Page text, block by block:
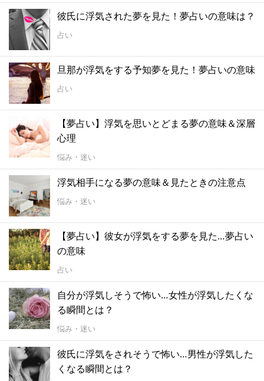
彼氏に浮気された夢を見た！夢占いの意味は？
占い
旦那が浮気をする予知夢を見た！夢占いの意味
占い
【夢占い】浮気を思いとどまる夢の意味＆深層
心理
悩み・迷い
浮気相手になる夢の意味＆見たときの注意点
悩み・迷い
【夢占い】彼女が浮気をする夢を見た…夢占い
の意味
占い
自分が浮気しそうで怖い…女性が浮気したくな
る瞬間とは？
悩み・迷い
彼氏に浮気をされそうで怖い…男性が浮気した
くなる瞬間とは？